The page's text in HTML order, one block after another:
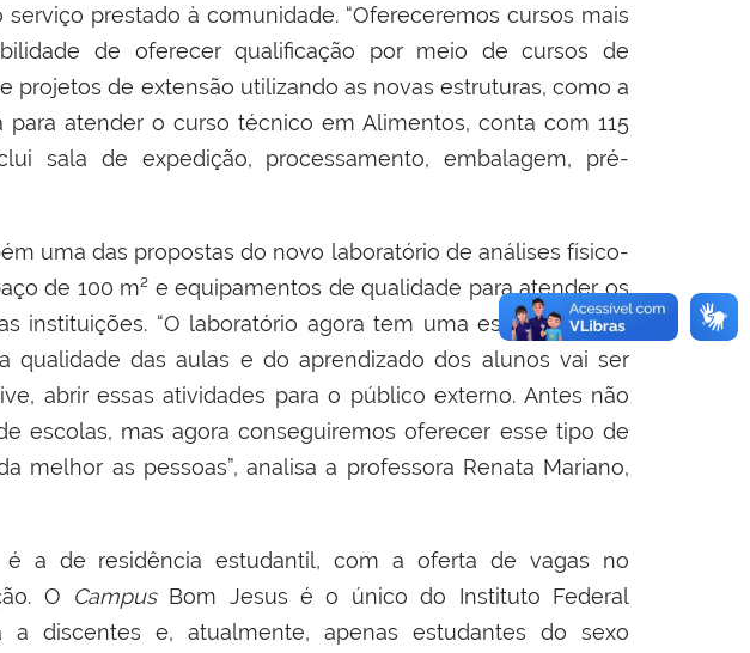
prestado à comunidade. “Ofereceremos cursos mais
de oferecer qualificação por meio de cursos de
projetos de extensão utilizando as novas estruturas, como a
para atender o curso técnico em Alimentos, conta com 115
sala de expedição, processamento, embalagem, pré-
uma das propostas do novo laboratório de análises físico-
de 100 m² e equipamentos de qualidade para atender os
instituições. “O laboratório agora tem uma estrutura física
qualidade das aulas e do aprendizado dos alunos vai ser
abrir essas atividades para o público externo. Antes não
escolas, mas agora conseguiremos oferecer esse tipo de
melhor as pessoas”, analisa a professora Renata Mariano,
a de residência estudantil, com a oferta de vagas no
O Campus Bom Jesus é o único do Instituto Federal
a discentes e, atualmente, apenas estudantes do sexo